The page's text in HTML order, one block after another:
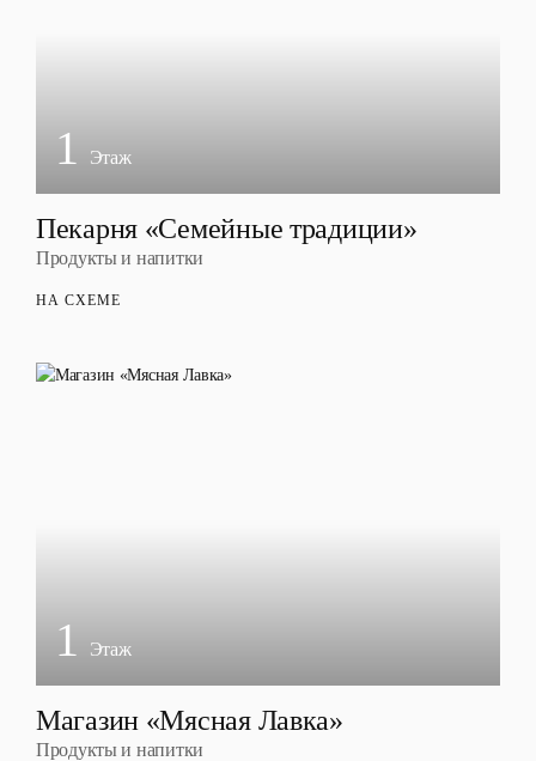
1 Этаж
Пекарня «Семейные традиции»
Продукты и напитки
НА СХЕМЕ
1 Этаж
Магазин «Мясная Лавка»
Продукты и напитки